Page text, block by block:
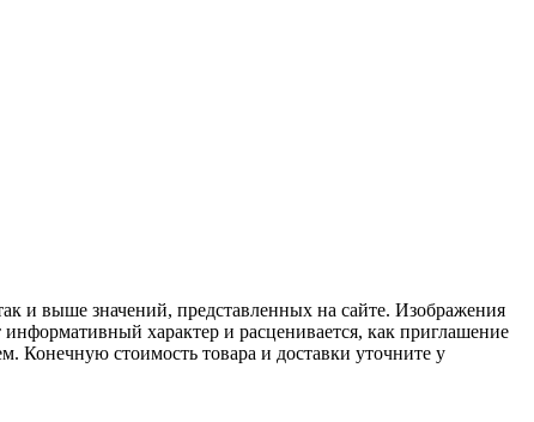
и выше значений, представленных на сайте. Изображения
характер и расценивается, как приглашение
Конечную стоимость товара и доставки уточните у